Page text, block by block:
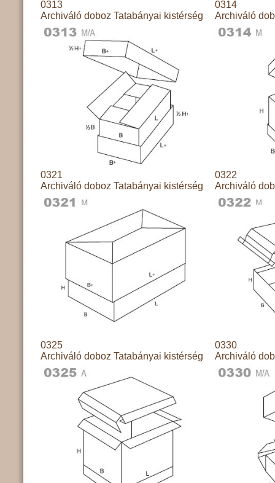
0313
Archiváló doboz Tatabányai kistérség
0314
Archiváló
0321
Archiváló doboz Tatabányai kistérség
0322
Archiváló
0325
Archiváló doboz Tatabányai kistérség
0330
Archiváló